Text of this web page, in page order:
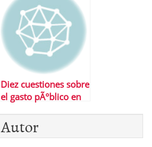
Diez cuestiones sobre
el gasto pÃºblico en
Autor